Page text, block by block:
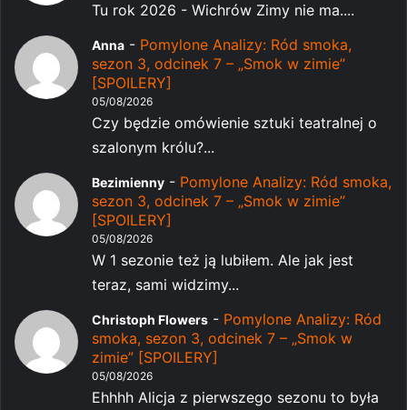
Tu rok 2026 - Wichrów Zimy nie ma....
Anna - Pomylone Analizy: Ród smoka,
sezon 3, odcinek 7 – „Smok w zimie”
[SPOILERY]
05/08/2026
Czy będzie omówienie sztuki teatralnej o
szalonym królu?...
Bezimienny - Pomylone Analizy: Ród smoka,
sezon 3, odcinek 7 – „Smok w zimie”
[SPOILERY]
05/08/2026
W 1 sezonie też ją lubiłem. Ale jak jest
teraz, sami widzimy...
Christoph Flowers - Pomylone Analizy: Ród
smoka, sezon 3, odcinek 7 – „Smok w
zimie” [SPOILERY]
05/08/2026
Ehhhh Alicja z pierwszego sezonu to była